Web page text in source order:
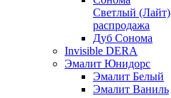
Светлый (Лайт)
распродажа
Дуб Сонома
Invisible DERA
Эмалит Юнидорс
Эмалит Белый
Эмалит Ваниль